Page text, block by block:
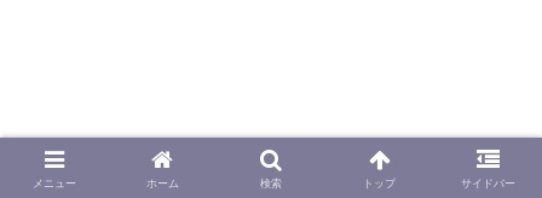
メニュー ホーム 検索 トップ サイドバー